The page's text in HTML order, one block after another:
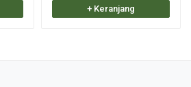
+ Keranjang